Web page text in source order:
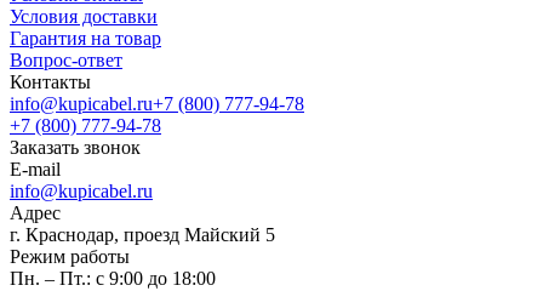
Условия доставки
Гарантия на товар
Вопрос-ответ
Контакты
info@kupicabel.ru+7 (800) 777-94-78
+7 (800) 777-94-78
Заказать звонок
E-mail
info@kupicabel.ru
Адрес
г. Краснодар, проезд Майский 5
Режим работы
Пн. – Пт.: с 9:00 до 18:00